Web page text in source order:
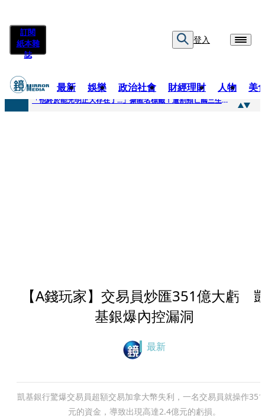
訂閱
紙本雜
誌
登入
最新 娛樂 政治社會 財經理財 人物 美
快訊
「他終於能光明正大存在了...」撕匿名標籤！遭割頸亡國三生「楊承勳」真名解禁 乾妹法庭抗辯引眾怒
【A錢玩家】交易員炒匯351億大虧
基銀爆內控漏洞
最新
凱基銀行驚爆交易員超額交易加拿大幣失利，一名交易員就操作
元的資金，導致出現高達2.4億元的虧損。